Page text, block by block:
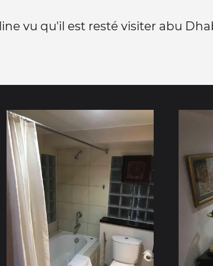
vu qu'il est resté visiter abu